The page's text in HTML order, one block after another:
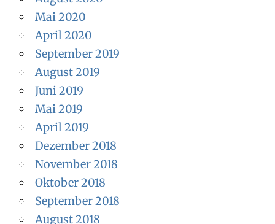
Mai 2020
April 2020
September 2019
August 2019
Juni 2019
Mai 2019
April 2019
Dezember 2018
November 2018
Oktober 2018
September 2018
August 2018